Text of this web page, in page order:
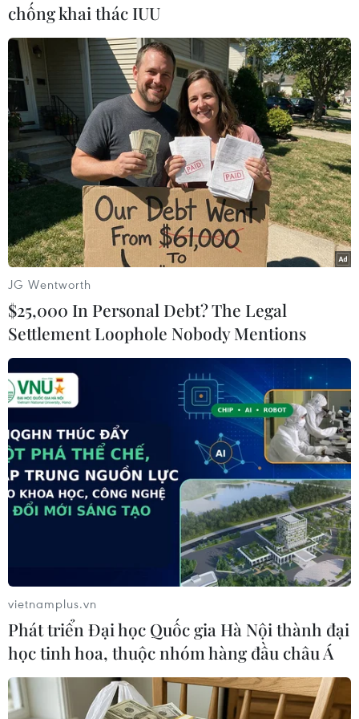
#Liên minh châu Âu
#Đàm phán Anh
Theo dõi VietnamPlus
chống khai thác IUU
JG Wentworth
$25,000 In Personal Debt? The Legal
Settlement Loophole Nobody Mentions
vietnamplus.vn
Phát triển Đại học Quốc gia Hà Nội thành đại
học tinh hoa, thuộc nhóm hàng đầu châu Á